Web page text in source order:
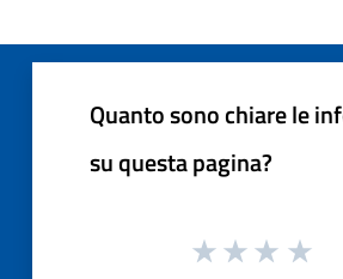
Quanto sono chiare le
su questa pagina?